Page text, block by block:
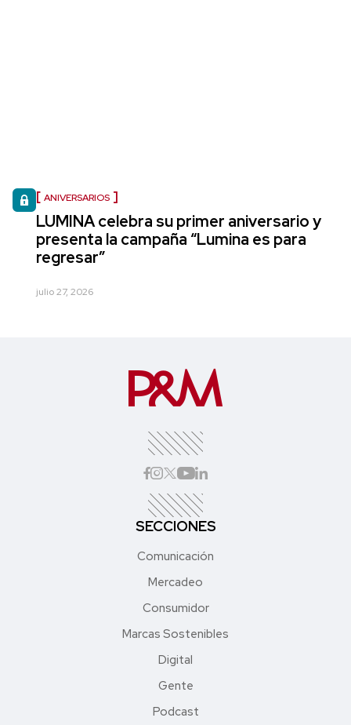
ANIVERSARIOS
LUMINA celebra su primer aniversario y
presenta la campaña “Lumina es para
regresar”
julio 27, 2026
SECCIONES
Comunicación
Mercadeo
Consumidor
Marcas Sostenibles
Digital
Gente
Podcast